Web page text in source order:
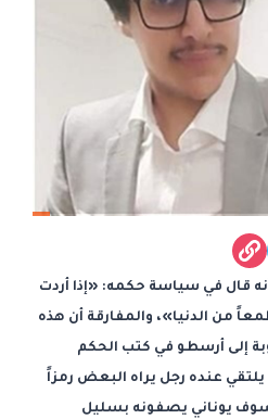
قال في سياسة حكمه: «إذا أردت
من الدنيا»، والمفارقة أن هذه
إلى أرسطو في كتب الحكم
عنده رجل يراه البعض رمزاً
يوناني يصفونه بسليل